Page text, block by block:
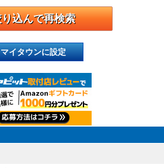
マイタウンに設定